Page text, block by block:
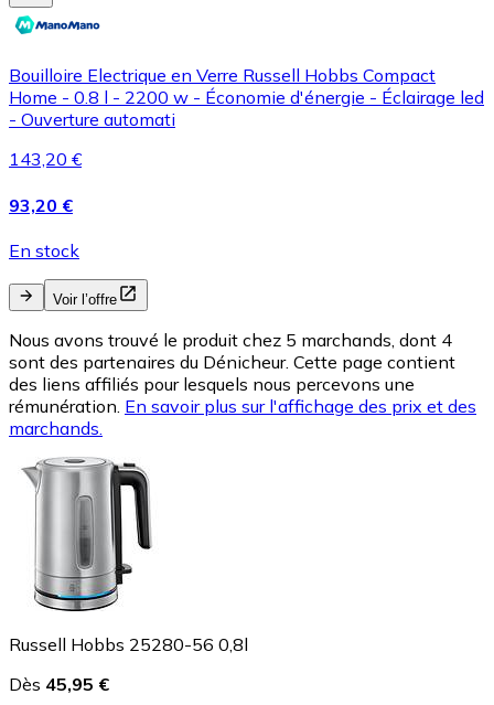
Bouilloire Electrique en Verre Russell Hobbs Compact
Home - 0.8 l - 2200 w - Économie d'énergie - Éclairage led
- Ouverture automati
143,20 €
93,20 €
En stock
Voir l’offre
Nous avons trouvé le produit chez 5 marchands, dont 4
sont des partenaires du Dénicheur. Cette page contient
des liens affiliés pour lesquels nous percevons une
rémunération. En savoir plus sur l'affichage des prix et des
marchands.
Russell Hobbs 25280-56 0,8l
Dès 45,95 €